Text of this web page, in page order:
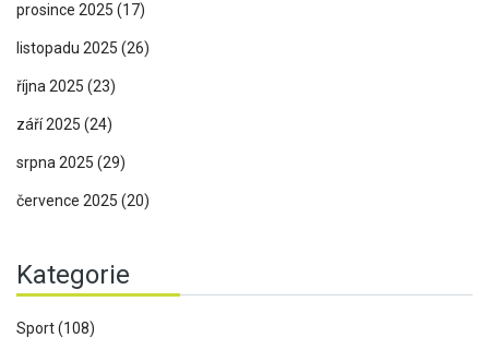
prosince 2025 (17)
listopadu 2025 (26)
října 2025 (23)
září 2025 (24)
srpna 2025 (29)
července 2025 (20)
Kategorie
Sport(108)